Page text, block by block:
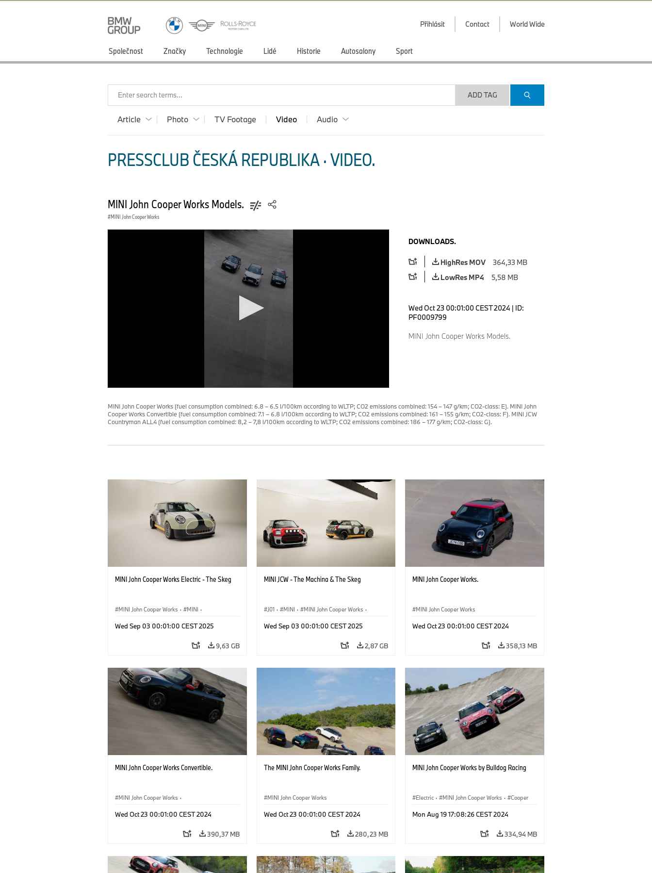
Přihlásit Contact World Wide
Společnost Značky Technologie Lidé Historie Autosalony Sport
Enter search terms... ADD TAG
Article Photo TV Footage Video Audio
PRESSCLUB ČESKÁ REPUBLIKA · VIDEO.
MINI John Cooper Works Models.
MINI John Cooper Works
of
0
secondsVolume
DOWNLOADS.
HighRes MOV
364,33 MB
LowRes MP4
5,58 MB
Wed Oct 23 00:01:00 CEST 2024 | ID:
PF0009799
MINI John Cooper Works Models.
MINI John Cooper Works (fuel consumption combined: 6.8 – 6.5 l/100km according to WLTP; CO2 emissions combined: 154 – 147 g/km; CO2-class: E). MINI John
Cooper Works Convertible (fuel consumption combined: 7.1 – 6.8 l/100km according to WLTP; CO2 emissions combined: 161 – 155 g/km; CO2-class: F). MINI JCW
Countryman ALL4 (fuel consumption combined: 8,2 – 7,8 l/100km according to WLTP; CO2 emissions combined: 186 – 177 g/km; CO2-class: G).
MINI John Cooper Works Electric - The Skeg
MINI John Cooper Works · MINI ·
Wed Sep 03 00:01:00 CEST 2025
9,63 GB
MINI JCW - The Machina & The Skeg
J01 · MINI · MINI John Cooper Works ·
Wed Sep 03 00:01:00 CEST 2025
2,87 GB
MINI John Cooper Works.
MINI John Cooper Works
Wed Oct 23 00:01:00 CEST 2024
358,13 MB
MINI John Cooper Works Convertible.
MINI John Cooper Works ·
Wed Oct 23 00:01:00 CEST 2024
390,37 MB
The MINI John Cooper Works Family.
MINI John Cooper Works
Wed Oct 23 00:01:00 CEST 2024
280,23 MB
MINI John Cooper Works by Bulldog Racing
Electric · MINI John Cooper Works · Cooper
Mon Aug 19 17:08:26 CEST 2024
334,94 MB